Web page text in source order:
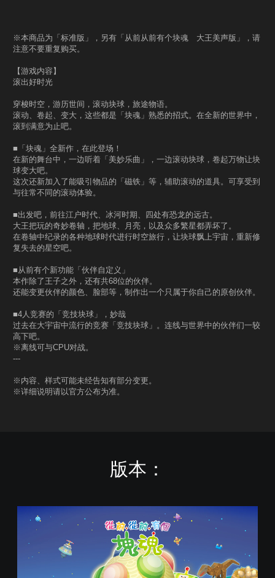
※本商品为「标准版」，另有「从前从前有个块魂 大王美声版」，请
注意不要重复购买。
【游戏内容】
滚出好时光
穿梭时空，游历世间，滚动块球，旅途物语。
滚动、卷起、变大，这些都是「块魂」熟悉的招式。在全新的世界中，
滚到满意为止吧。
■「块魂」全新作，在此登场！
在新的舞台中，一边听着「美妙乐曲」，一边滚动块球，卷起万物让块
球变大吧。
这次还新加入了能吸引物品的「磁铁」等，辅助滚动的道具。可享受到
与往常不同的滚动体验。
■出发吧，前往江户时代、冰河时期、四处有恐龙的远古。
大王把玩的奇妙卷轴，把地球、月亮，以及众多繁星都弄坏了。
在卷轴中纪录的各种地球时代进行时空旅行，让块球飘上宇宙，重新修
复失去的星空吧。
■从前有个新功能「伙伴自定义」
本作除了王子之外，还有共68位的伙伴。
还能变更伙伴的颜色、脸部等，制作出一个只属于你自己的原创伙伴。
■4人竞赛的「竞技块球」，妙哉
过去在大宇宙中流行的竞赛「竞技块球」。连线与世界中的伙伴们一较
高下吧。
※离线可与CPU对战。
---
※内容、样式可能未经告知有部分变更。
※详细说明请以官方公布为准。
版本：